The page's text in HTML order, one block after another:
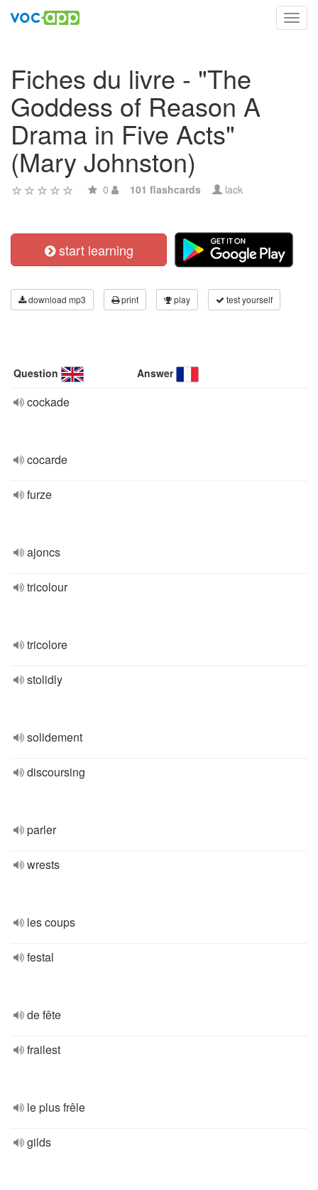
Fiches du livre - "The
Goddess of Reason A
Drama in Five Acts"
(Mary Johnston)
0 101 flashcards lack
start learning
download mp3 print play test yourself
Question Answer
cockade
cocarde
furze
ajoncs
tricolour
tricolore
stolidly
solidement
discoursing
parler
wrests
les coups
festal
de fête
frailest
le plus frêle
gilds